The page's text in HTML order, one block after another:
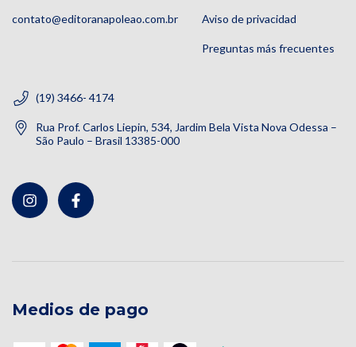
contato@editoranapoleao.com.br Aviso de privacidad
Preguntas más frecuentes
(19) 3466- 4174
Rua Prof. Carlos Liepin, 534, Jardim Bela Vista Nova Odessa –
São Paulo – Brasil 13385-000
Medios de pago